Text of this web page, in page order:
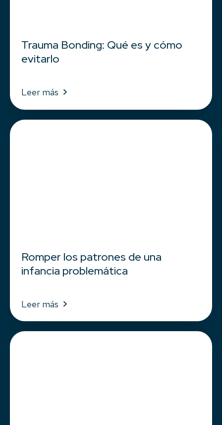
Trauma Bonding: Qué es y cómo
evitarlo
Leer más
Romper los patrones de una
infancia problemática
Leer más